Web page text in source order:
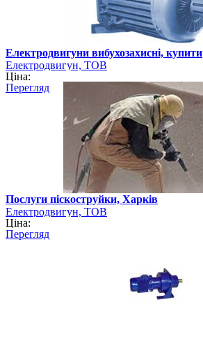
Електродвигуни вибухозахисні, купити
Електродвигун, ТОВ
Ціна:
Перегляд
Послуги піскоструйки, Харків
Електродвигун, ТОВ
Ціна:
Перегляд